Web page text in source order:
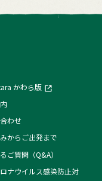
かわら版
わせ
からご出発まで
ご質問（Q&A）
ナウイルス感染防止対